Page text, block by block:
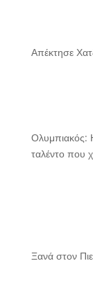
Απέκτησε
Ολυμπιακός:
ταλέντο που
Ξανά στον